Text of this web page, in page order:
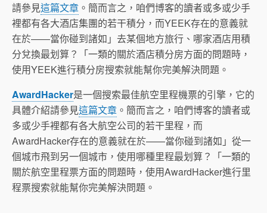
請參見這篇文章 。簡而言之，咱們博客的讀者或多或少手
裡都有各大酒店集團的若干積分，而YEEK存在的意義就
在於——當你碰到諸如」去某個地方旅行、哪家酒店用積
分兌換最划算？「一類的關於酒店積分房方面的問題時，
使用YEEK進行積分房搜索就能幫你完美解決問題。
AwardHacker是一個搜索最佳航空里程機票的引擎，它的
具體介紹請參見這篇文章 。簡而言之，咱們博客的讀者或
多或少手裡都有各大航空公司的若干里程，而
AwardHacker存在的意義就在於——當你碰到諸如」從一
個城市飛到另一個城市，使用哪種里程最划算？「一類的
關於航空里程票方面的問題時，使用AwardHacker進行里
程票搜索就能幫你完美解決問題。